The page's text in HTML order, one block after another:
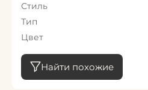
Стиль
Тип
Цвет
Найти похожие